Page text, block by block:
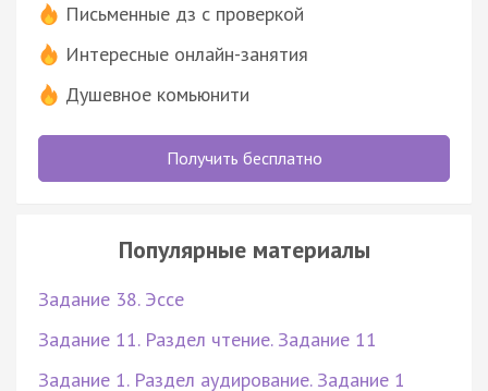
Письменные дз с проверкой
Интересные онлайн-занятия
Душевное комьюнити
Получить бесплатно
Популярные материалы
Задание 38. Эссе
Задание 11. Раздел чтение. Задание 11
Задание 1. Раздел аудирование. Задание 1